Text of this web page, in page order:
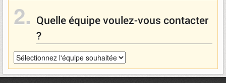
2. Quelle équipe voulez-vous contacter
?